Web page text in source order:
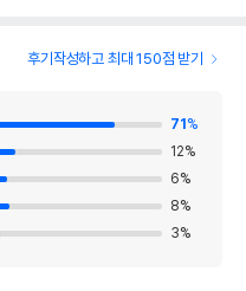
후기작성하고 최대 150점 받기
71 %
12%
6%
8%
3%